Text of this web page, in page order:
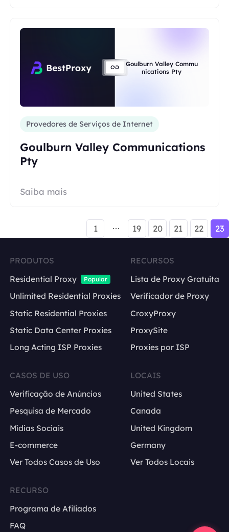
Goulburn Valley Commu
nications Pty
Provedores de Serviços de Internet
Goulburn Valley Communications
Pty
Saiba mais
1 19 20 21 22 23
PRODUTOS
Residential Proxy
Popular
Unlimited Residential Proxies
Static Residential Proxies
Static Data Center Proxies
Long Acting ISP Proxies
RECURSOS
Lista de Proxy Gratuita
Verificador de Proxy
CroxyProxy
ProxySite
Proxies por ISP
CASOS DE USO
Verificação de Anúncios
Pesquisa de Mercado
Mídias Sociais
E-commerce
Ver Todos Casos de Uso
LOCAIS
United States
Canada
United Kingdom
Germany
Ver Todos Locais
RECURSO
Programa de Afiliados
FAQ